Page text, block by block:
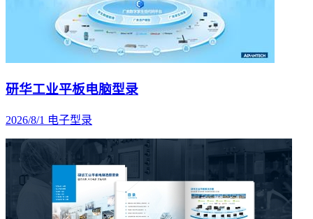
研华工业平板电脑型录
2026/8/1 电子型录